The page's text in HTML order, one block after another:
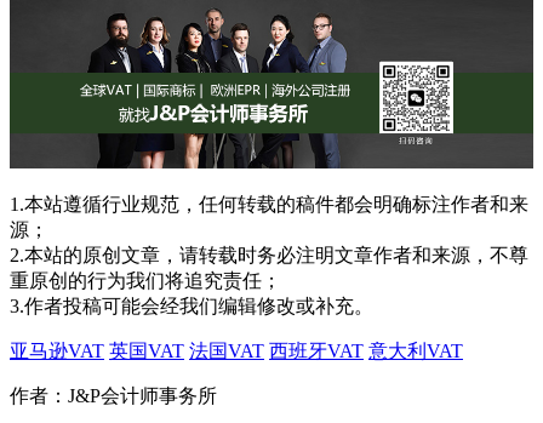
1.本站遵循行业规范，任何转载的稿件都会明确标注作者和来
源；
2.本站的原创文章，请转载时务必注明文章作者和来源，不尊
重原创的行为我们将追究责任；
3.作者投稿可能会经我们编辑修改或补充。
亚马逊VAT 英国VAT 法国VAT 西班牙VAT 意大利VAT
作者：J&P会计师事务所